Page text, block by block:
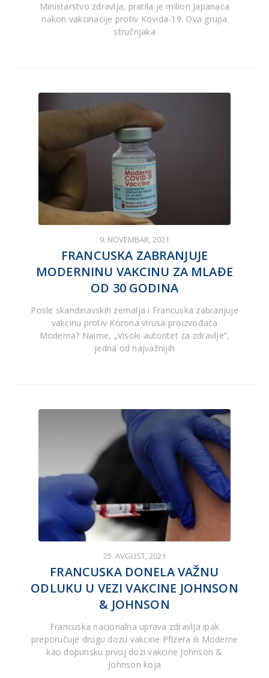
Ministarstvo zdravlja, pratila je milion Japanaca
nakon vakcinacije protiv Kovida-19. Ova grupa
stručnjaka
9. NOVEMBAR, 2021
FRANCUSKA ZABRANJUJE
MODERNINU VAKCINU ZA MLAĐE
OD 30 GODINA
Posle skandinavskih zemalja i Francuska zabranjuje
vakcinu protiv Korona virusa proizvođača
Moderna? Naime, „Visoki autoritet za zdravlje“,
jedna od najvažnijih
25. AVGUST, 2021
FRANCUSKA DONELA VAŽNU
ODLUKU U VEZI VAKCINE JOHNSON
& JOHNSON
Francuska nacionalna uprava zdravlja ipak
preporučuje drugu dozu vakcine Pfizera ili Moderne
kao dopunsku prvoj dozi vakcine Johnson &
Johnson koja